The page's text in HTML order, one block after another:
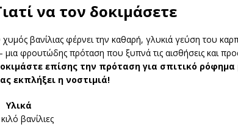
να τον δοκιμάσετε
βανίλιας φέρνει την καθαρή, γλυκιά γεύση του
φρουτώδης πρόταση που ξυπνά τις αισθήσεις και
επίσης την πρόταση για σπιτικό ρόφημα
εκπλήξει η νοστιμιά!
Υλικά
βανίλιες